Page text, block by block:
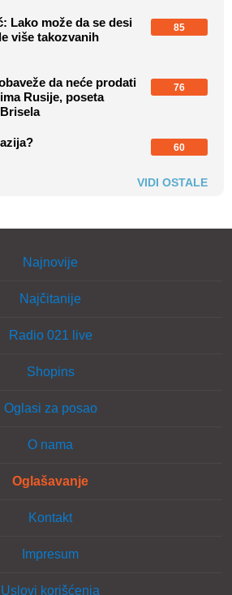
Lako može da se desi
više takozvanih
85
da neće prodati
Rusije, poseta
76
60
VIDI OSTALE
Najnovije
Najčitanije
Radio 021 live
Shopins
Oglasi za posao
O nama
Oglašavanje
Kontakt
Impresum
Uslovi korišćenja